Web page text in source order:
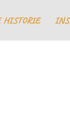
HISTORIE